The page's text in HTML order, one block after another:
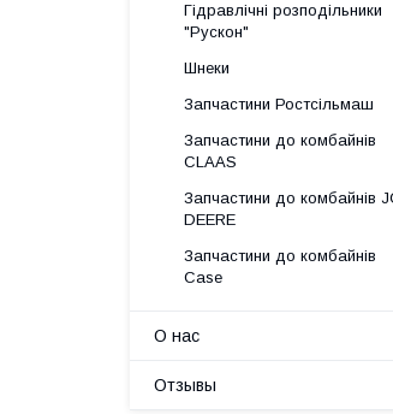
Гідравлічні розподільники
"Рускон"
Шнеки
Запчастини Ростсільмаш
Запчастини до комбайнів
CLAAS
Запчастини до комбайнів
DEERE
Запчастини до комбайнів
Case
О нас
Отзывы